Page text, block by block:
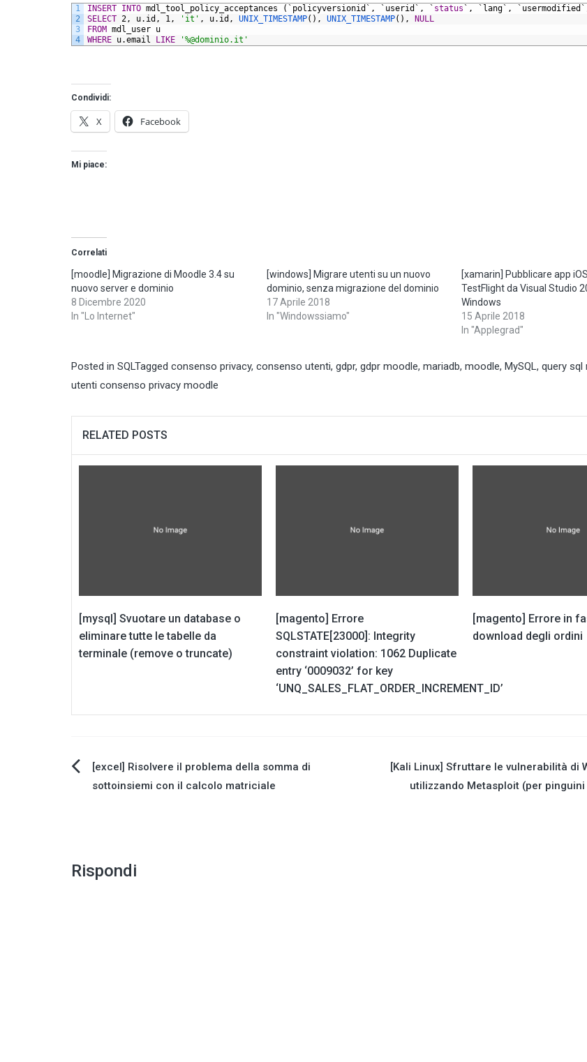
1
2
3
4
INSERT INTO mdl_tool_policy_acceptances (`policyversionid`, `userid`, ` status `, `lang`,
SELECT 2, u.id, 1, 'it' , u.id, UNIX_TIMESTAMP(), UNIX_TIMESTAMP(),
NULL
FROM mdl_user u
WHERE u.email LIKE '%@dominio.it'
Condividi:
X Facebook
Mi piace:
Correlati
[moodle] Migrazione di Moodle 3.4 su
nuovo server e dominio
8 Dicembre 2020
In "Lo Internet"
[windows] Migrare utenti su un nuovo
dominio, senza migrazione del dominio
17 Aprile 2018
In "Windowssiamo"
[xamarin] Pubblicare app
TestFlight da Visual Studio
Windows
15 Aprile 2018
In "Applegrad"
Posted in SQLTagged consenso privacy, consenso utenti, gdpr, gdpr moodle, mariadb, moodle, MySQL , query sql
utenti consenso privacy moodle
RELATED POSTS
[mysql] Svuotare un database o
eliminare tutte le tabelle da
terminale (remove o truncate)
[magento] Errore
SQLSTATE[23000]: Integrity
constraint violation: 1062 Duplicate
entry ‘0009032’ for key
‘UNQ_SALES_FLAT_ORDER_INCREMENT_ID’
[magento] Errore in
download degli ordini
Navigazione
[excel] Risolvere il problema della somma di
sottoinsiemi con il calcolo matriciale
[Kali Linux] Sfruttare le vulnerabilità di
utilizzando Metasploit (per
Rispondi